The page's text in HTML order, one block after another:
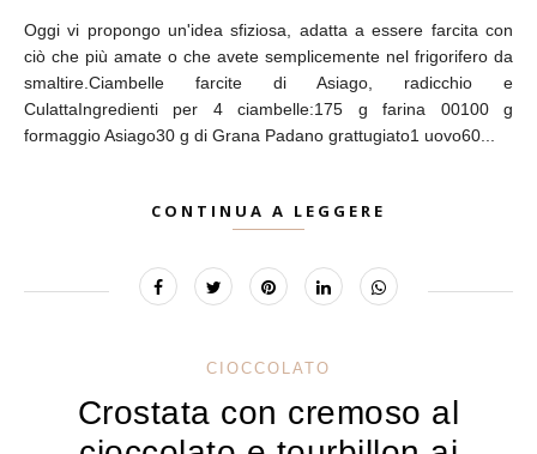
Oggi vi propongo un'idea sfiziosa, adatta a essere farcita con
ciò che più amate o che avete semplicemente nel frigorifero da
smaltire.Ciambelle farcite di Asiago, radicchio e
CulattaIngredienti per 4 ciambelle:175 g farina 00100 g
formaggio Asiago30 g di Grana Padano grattugiato1 uovo60...
CONTINUA A LEGGERE
CIOCCOLATO
Crostata con cremoso al